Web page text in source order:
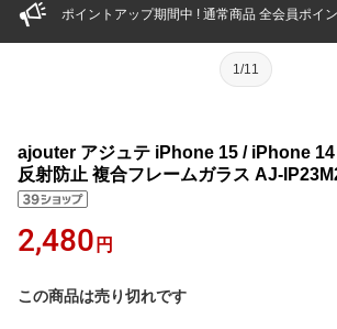
ポイントアップ期間中 ! 通常商品 全会員ポイ
1/11
ajouter アジュテ iPhone 15 / iPhone
反射防止 複合フレームガラス AJ-
2,480 円
この商品は売り切れです